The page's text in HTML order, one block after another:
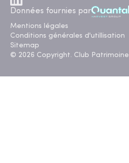
Données fournies par
Mentions légales
Conditions générales d'utillisation
Sitemap
© 2026 Copyright. Club Patrimoine